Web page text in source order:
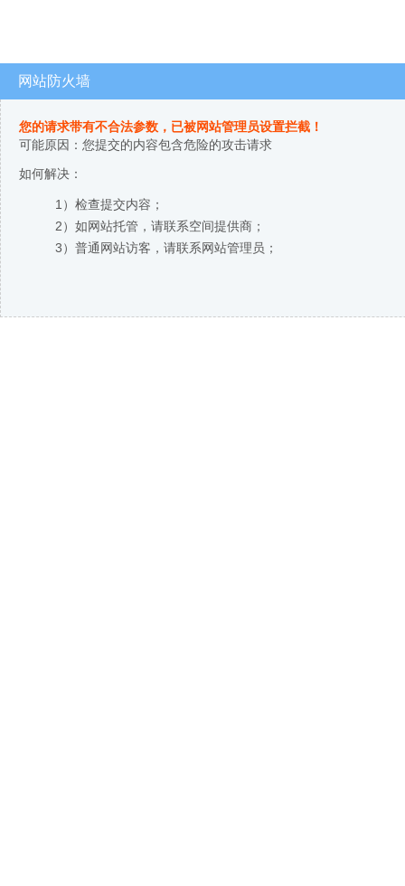
网站防火墙
您的请求带有不合法参数，已被网站管理员设置拦截！
可能原因：您提交的内容包含危险的攻击请求
如何解决：
1）检查提交内容；
2）如网站托管，请联系空间提供商；
3）普通网站访客，请联系网站管理员；